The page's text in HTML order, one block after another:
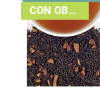
CON OBSEQUIO